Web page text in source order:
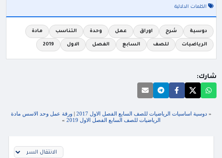
الكلمات الدلالية
دوسية شرح اوراق عمل وحدة التناسب مادة
الرياضيات للصف السابع الفصل الاول 2019
شارك:
«دوسية اساسيات الرياضيات للصف السابع الفصل الاول 2017 |ورقة عمل وحد الاسس مادة
الرياضيات للصف السابع الفصل الاول 2019
»